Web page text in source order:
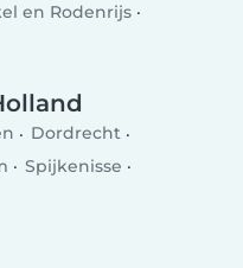
en Rodenrijs
Dordrecht
Spijkenisse